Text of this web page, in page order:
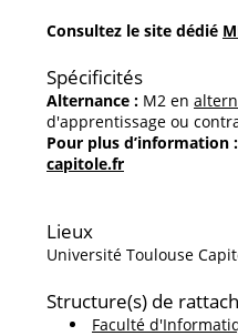
Consultez le site dédié
Spécificités
Alternance : M2 en
d'apprentissage ou
Pour plus d’information :
capitole.fr
Lieux
Université Toulouse
Structure(s) de
Faculté